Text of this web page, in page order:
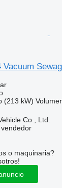
Vacuum
(213 kW)
Co., Ltd.
o maquinaria?